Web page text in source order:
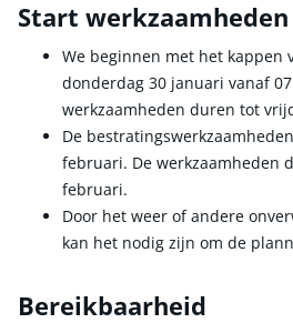
Start werkzaamheden
We beginnen met het kappen
donderdag 30 januari vanaf
werkzaamheden duren tot
De
februari. De werkzaamheden
februari.
Door het weer of andere
kan het nodig zijn om de
Bereikbaarheid